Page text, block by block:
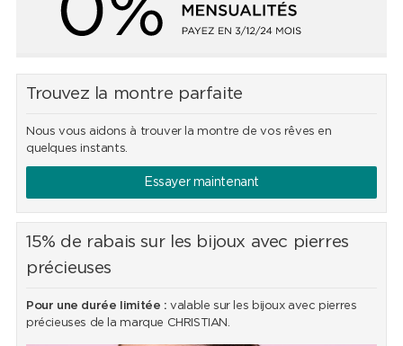
Trouvez la montre parfaite
Nous vous aidons à trouver la montre de vos rêves en
quelques instants.
Essayer maintenant
15% de rabais sur les bijoux avec pierres
précieuses
Pour une durée limitée : valable sur les bijoux avec pierres
précieuses de la marque CHRISTIAN.